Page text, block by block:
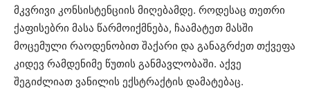
მკვრივი კონსისტენციის მიღებამდე. როდესაც თეთრი
ქაფისებრი მასა წარმოიქმნება, ჩაამატეთ მასში
მოცემული რაოდენობით შაქარი და განაგრძეთ თქვეფა
კიდევ რამდენიმე წუთის განმავლობაში. აქვე
შეგიძლიათ ვანილის ექსტრაქტის დამატებაც.